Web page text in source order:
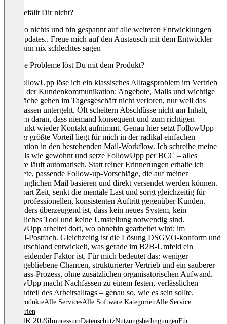
Was gefällt Dir nicht?
habe so nichts und bin gespannt auf alle weiteren Entwicklungen
und Updates.. Freue mich auf den Austausch mit dem Entwickler
und kann nix schlechtes sagen
Welche Probleme löst Du mit dem Produkt?
Mit FollowUpp löse ich ein klassisches Alltagsproblem im Vertrieb
und in der Kundenkommunikation: Angebote, Mails und wichtige
Gespräche gehen im Tagesgeschäft nicht verloren, nur weil das
Nachfassen untergeht. Oft scheitern Abschlüsse nicht am Inhalt,
sondern daran, dass niemand konsequent und zum richtigen
Zeitpunkt wieder Kontakt aufnimmt. Genau hier setzt FollowUpp
an. Der größte Vorteil liegt für mich in der radikal einfachen
Integration in den bestehenden Mail‑Workflow. Ich schreibe meine
E‑Mails wie gewohnt und setze FollowUpp per BCC – alles
Weitere läuft automatisch. Statt reiner Erinnerungen erhalte ich
konkrete, passende Follow‑up‑Vorschläge, die auf meiner
ursprünglichen Mail basieren und direkt versendet werden können.
Das spart Zeit, senkt die mentale Last und sorgt gleichzeitig für
einen professionellen, konsistenten Auftritt gegenüber Kunden.
Besonders überzeugend ist, dass kein neues System, kein
zusätzliches Tool und keine Umstellung notwendig sind.
FollowUpp arbeitet dort, wo ohnehin gearbeitet wird: im
E‑Mail‑Postfach. Gleichzeitig ist die Lösung DSGVO‑konform und
in Deutschland entwickelt, was gerade im B2B‑Umfeld ein
entscheidender Faktor ist. Für mich bedeutet das: weniger
liegengebliebene Chancen, strukturierter Vertrieb und ein sauberer
Nachfass‑Prozess, ohne zusätzlichen organisatorischen Aufwand.
FollowUpp macht Nachfassen zu einem festen, verlässlichen
Bestandteil des Arbeitsalltags – genau so, wie es sein sollte.
Alle ProdukteAlle ServicesAlle Software KategorienAlle Service
Kategorien
© OMR 2026ImpressumDatenschutzNutzungsbedingungenFür